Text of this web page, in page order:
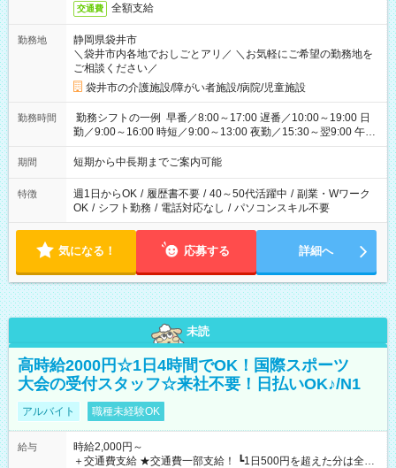
交通費 全額支給
勤務地
静岡県袋井市
＼袋井市内各地でおしごとアリ／ ＼お気軽にご希望の勤務地を
ご相談ください／
袋井市の介護施設/障がい者施設/病院/児童施設
勤務時間
勤務シフトの一例 早番／8:00～17:00 遅番／10:00～19:00 日
勤／9:00～16:00 時短／9:00～13:00 夜勤／15:30～翌9:00 午後
勤務／12:00～21:00
期間 短期から中長期までご案内可能
特徴 週1日からOK / 履歴書不要 / 40～50代活躍中 / 副業・Wワーク
OK / シフト勤務 / 電話対応なし / パソコンスキル不要
気になる！ 応募する 詳細へ
未読
高時給2000円☆1日4時間でOK！国際スポーツ
大会の受付スタッフ☆来社不要！日払いOK♪/N1
アルバイト 職種未経験OK
給与
時給2,000円～
＋交通費支給 ★交通費一部支給！ ┗1日500円を超えた分は全額